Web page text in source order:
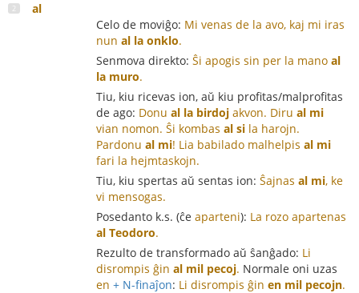
al
Celo de moviĝo: Mi venas de la avo, kaj mi iras
nun al la onklo.
Senmova direkto: Ŝi apogis sin per la mano al
la muro.
Tiu, kiu ricevas ion, aŭ kiu profitas/malprofitas
de ago: Donu al la birdoj akvon. Diru al mi
vian nomon. Ŝi kombas al si la harojn.
Pardonu al mi! Lia babilado malhelpis al mi
fari la hejmtaskojn.
Tiu, kiu spertas aŭ sentas ion: Ŝajnas al mi, ke
vi mensogas.
Posedanto k.s. (ĉe aparteni): La rozo apartenas
al Teodoro.
Rezulto de transformado aŭ ŝanĝado: Li
disrompis ĝin al mil pecoj. Normale oni uzas
en + N-finaĵon: Li disrompis ĝin en mil pecojn.